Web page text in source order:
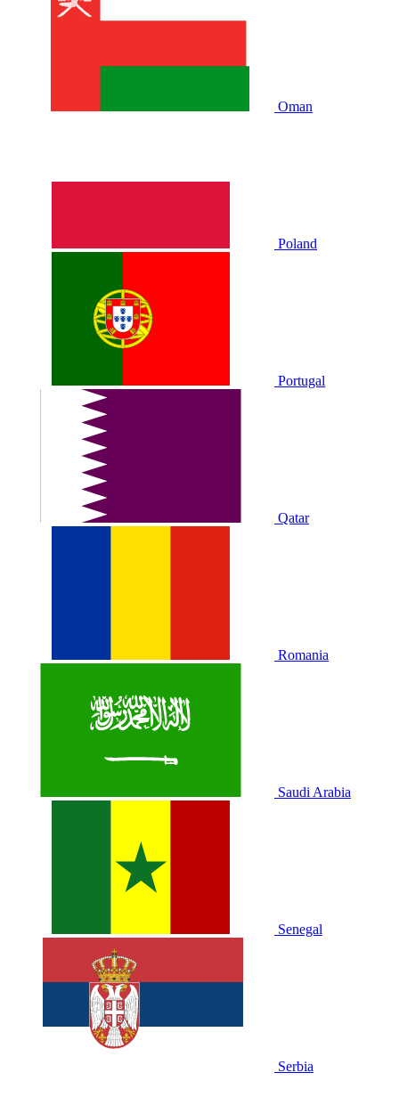
Oman
Poland
Portugal
Qatar
Romania
Saudi Arabia
Senegal
Serbia